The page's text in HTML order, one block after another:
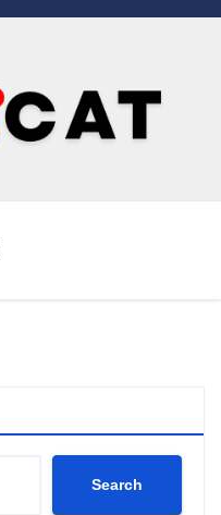
Search